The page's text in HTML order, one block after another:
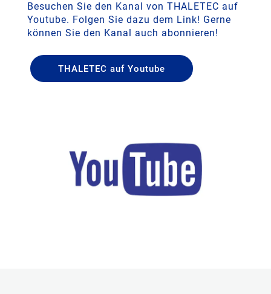
Besuchen Sie den Kanal von THALETEC auf
Youtube. Folgen Sie dazu dem Link! Gerne
können Sie den Kanal auch abonnieren!
THALETEC auf Youtube